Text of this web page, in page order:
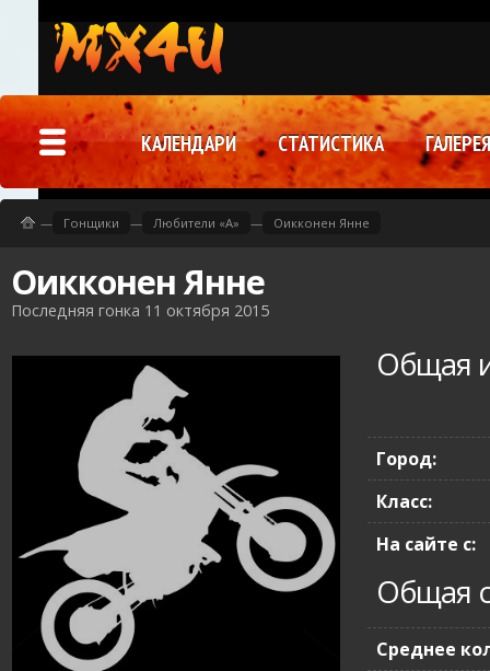
Оикконен Янне
Последняя гонка 11 октября 2015
Общая
Город:
Класс:
На сайте с:
Общая
Среднее
— Гонщики — Любители «A» — Оикконен Янне
КАЛЕНДАРИ СТАТИСТИКА ГАЛЕРЕЯ